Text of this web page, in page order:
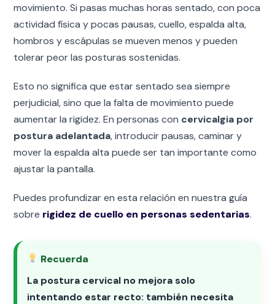
movimiento. Si pasas muchas horas sentado, con poca
actividad física y pocas pausas, cuello, espalda alta,
hombros y escápulas se mueven menos y pueden
tolerar peor las posturas sostenidas.
Esto no significa que estar sentado sea siempre
perjudicial, sino que la falta de movimiento puede
aumentar la rigidez. En personas con cervicalgia por
postura adelantada, introducir pausas, caminar y
mover la espalda alta puede ser tan importante como
ajustar la pantalla.
Puedes profundizar en esta relación en nuestra guía
sobre rigidez de cuello en personas sedentarias.
Recuerda
La postura cervical no mejora solo
intentando estar recto: también necesita